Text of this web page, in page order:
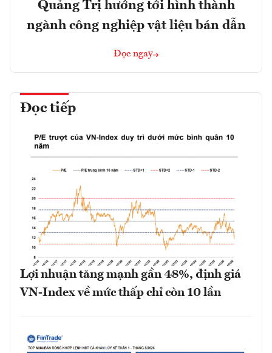
Quảng Trị hướng tới hình thành
ngành công nghiệp vật liệu bán dẫn
Đọc ngay
Đọc tiếp
Lợi nhuận tăng mạnh gần 48%, định giá
VN-Index về mức thấp chỉ còn 10 lần